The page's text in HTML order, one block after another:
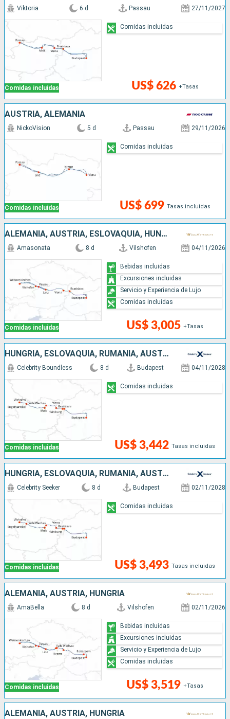
Comidas incluidas
Viktoria 6 d Passau 27/11/2027
US$ 626 +Tasas
Comidas incluidas
AUSTRIA, ALEMANIA
Comidas incluidas
NickoVision 5 d Passau 29/11/2026
US$ 699 Tasas incluidas
Comidas incluidas
ALEMANIA, AUSTRIA, ESLOVAQUIA, HUNGRÍA
Comidas incluidas
Amasonata 8 d Vilshofen 04/11/2026
US$ 3,005 +Tasas
Bebidas incluidas
Excursiones incluidas
Servicio y Experiencia de Lujo
Comidas incluidas
HUNGRÍA, ESLOVAQUIA, RUMANIA, AUSTRIA, ALEMANIA
Comidas incluidas
Celebrity Boundless 8 d Budapest 04/11/2028
US$ 3,442 Tasas incluidas
Comidas incluidas
HUNGRÍA, ESLOVAQUIA, RUMANIA, AUSTRIA, ALEMANIA
Comidas incluidas
Celebrity Seeker 8 d Budapest 02/11/2028
US$ 3,493 Tasas incluidas
Comidas incluidas
ALEMANIA, AUSTRIA, HUNGRÍA
Comidas incluidas
AmaBella 8 d Vilshofen 02/11/2026
US$ 3,519 +Tasas
Bebidas incluidas
Excursiones incluidas
Servicio y Experiencia de Lujo
Comidas incluidas
ALEMANIA, AUSTRIA, HUNGRÍA